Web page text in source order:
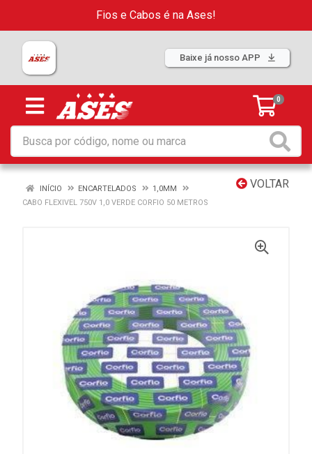
Fios e Cabos é na Ases!
Baixe já nosso APP
0
VOLTAR
INÍCIO ENCARTELADOS
1,0MM
CABO FLEXIVEL 750V 1,0 VERDE CORFIO 50 METROS